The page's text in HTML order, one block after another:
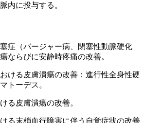
内に投与する。
症（バージャー病、閉塞性動脈硬化
ならびに安静時疼痛の改善。
ける皮膚潰瘍の改善：進行性全身性硬
トーデス。
る皮膚潰瘍の改善。
る末梢血行障害に伴う自覚症状の改善